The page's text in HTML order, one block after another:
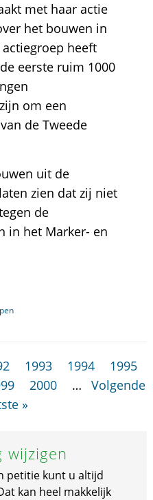
met haar actie
het bouwen in
actiegroep heeft
eerste ruim 1000
om een
de Tweede
uit de
zien dat zij niet
de
in het Marker- en
1993 1994
1995
2000 …
Volgende
»
wijzigen
petitie kunt u altijd
kan heel makkelijk